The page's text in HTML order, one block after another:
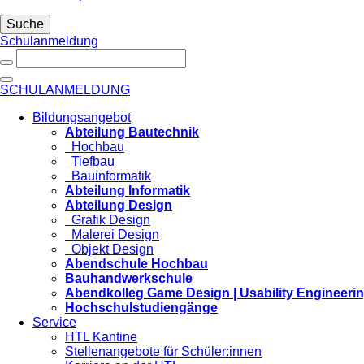
Suche
Schulanmeldung
SCHULANMELDUNG
Bildungsangebot
Abteilung Bautechnik
Hochbau
Tiefbau
Bauinformatik
Abteilung Informatik
Abteilung Design
Grafik Design
Malerei Design
Objekt Design
Abendschule Hochbau
Bauhandwerkschule
Abendkolleg Game Design | Usability
Hochschulstudiengänge
Service
HTL Kantine
Stellenangebote für Schüler:innen